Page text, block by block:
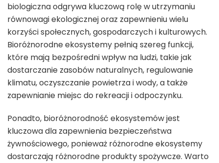
biologiczna odgrywa kluczową rolę w utrzymaniu
równowagi ekologicznej oraz zapewnieniu wielu
korzyści społecznych, gospodarczych i kulturowych.
Bioróżnorodne ekosystemy pełnią szereg funkcji,
które mają bezpośredni wpływ na ludzi, takie jak
dostarczanie zasobów naturalnych, regulowanie
klimatu, oczyszczanie powietrza i wody, a także
zapewnianie miejsc do rekreacji i odpoczynku.
Ponadto, bioróżnorodność ekosystemów jest
kluczowa dla zapewnienia bezpieczeństwa
żywnościowego, ponieważ różnorodne ekosystemy
dostarczają różnorodne produkty spożywcze. Warto